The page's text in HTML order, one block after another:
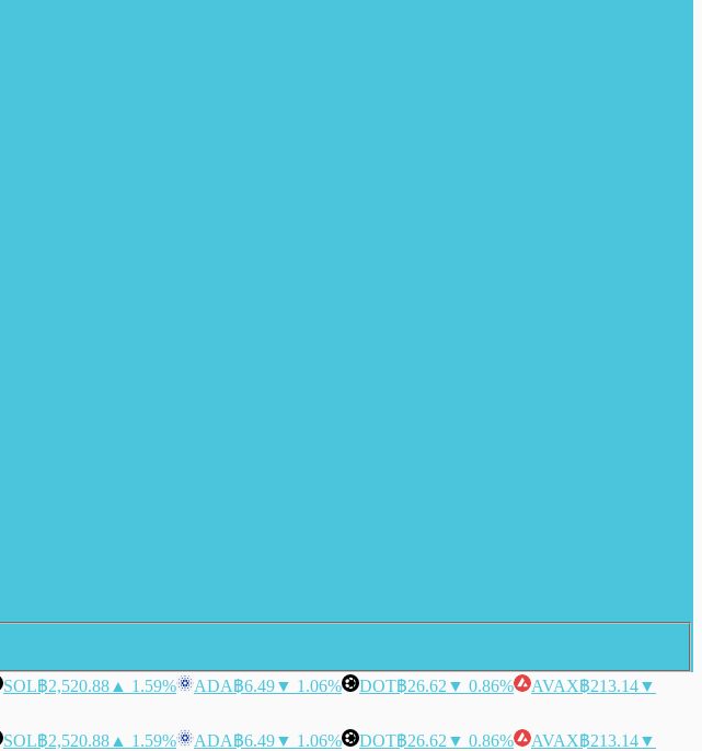
SOL฿2,520.88 ▲ 1.59% ADA฿6.49▼ 1.06% DOT฿26.62 ▼ 0.86% AVAX฿213.14▼
SOL฿2,520.88 ▲ 1.59% ADA฿6.49▼ 1.06% DOT฿26.62 ▼ 0.86% AVAX฿213.14▼